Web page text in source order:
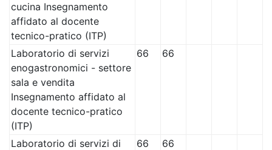
cucina Insegnamento
affidato al docente
tecnico-pratico (ITP)
Laboratorio di servizi
enogastronomici - settore
sala e vendita
Insegnamento affidato al
docente tecnico-pratico
(ITP)
66 66
Laboratorio di servizi di
66 66